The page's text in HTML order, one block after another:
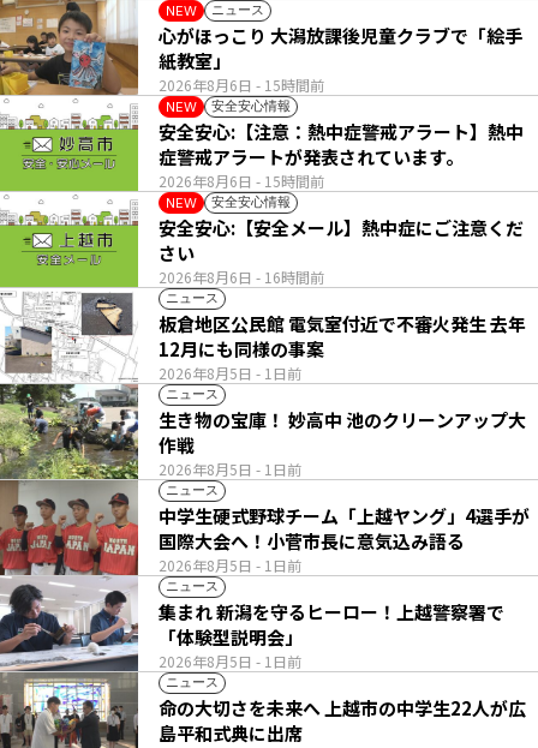
NEW ニュース
2026年8月6日 - 15時間前
心がほっこり 大潟放課後児童クラブで「絵手
紙教室」
NEW 安全安心情報
2026年8月6日 - 15時間前
安全安心:【注意：熱中症警戒アラート】熱中
症警戒アラートが発表されています。
NEW 安全安心情報
2026年8月6日 - 16時間前
安全安心:【安全メール】熱中症にご注意くだ
さい
ニュース
2026年8月5日 - 1日前
板倉地区公民館 電気室付近で不審火発生 去年
12月にも同様の事案
ニュース
2026年8月5日 - 1日前
生き物の宝庫！ 妙高中 池のクリーンアップ大
作戦
ニュース
2026年8月5日 - 1日前
中学生硬式野球チーム「上越ヤング」4選手が
国際大会へ！小菅市長に意気込み語る
ニュース
2026年8月5日 - 1日前
集まれ 新潟を守るヒーロー！上越警察署で
「体験型説明会」
ニュース
命の大切さを未来へ 上越市の中学生22人が広
島平和式典に出席